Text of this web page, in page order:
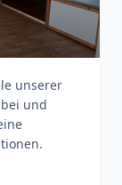
unserer
und